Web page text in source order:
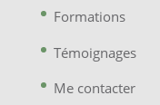
Formations
Témoignages
Me contacter